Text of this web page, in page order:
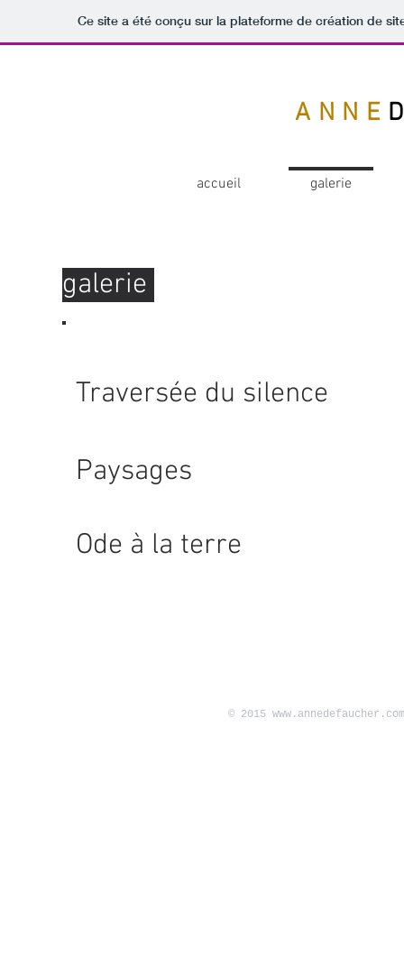
Ce site a été conçu sur la plateforme de création de
ANNE
accueil galerie
galerie
Traversée du silence
Paysages
Ode à la terre
© 2015 www.annedefaucher.com